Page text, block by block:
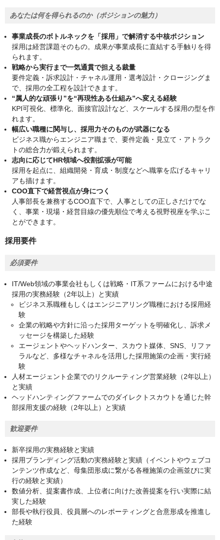
あなたは何を得られるのか（ポジションの魅力）
事業成長のボトルネックを「採用」で解消する中核ポジション
採用は経営課題そのもの。成果が事業成長に直結する手触りを得
られます。
戦略から実行まで一気通貫で担える裁量
要件定義・訴求設計・チャネル運用・選考設計・クロージングま
で、採用の全工程を設計できます。
“属人的な頑張り”を“再現性ある仕組み”へ変える経験
KPI可視化、標準化、面接官設計など、スケールする採用の型を作
れます。
幅広い職種に関与し、採用力そのものが武器になる
ビジネス職からエンジニア職まで、要件定義・見立て・アトラク
トの総合力が鍛えられます。
志向に応じてHR領域へ役割拡張が可能
採用を起点に、組織開発・育成・制度などへ職掌を広げるキャリ
アも描けます。
COO直下で経営視点が身につく
人事部長を兼務するCOO直下で、人事としての正しさだけでな
く、事業・現場・経営目線の優先順位で考える視野視座を学ぶこ
とができます。
採用要件
必須要件
IT/Web領域の事業会社もしくは戦略・IT系ファームにおける中途
採用の実務経験（2年以上）と実績
ビジネス系職種もしくはエンジニアリング職種における採用経
験
企業の戦略や方針に沿った採用ターゲットを明確化し、訴求メ
ッセージを構築した経験
エージェントやヘッドハンター、スカウト媒体、SNS、リファ
ラルなど、多様なチャネルを活用した採用施策の企画・実行経
験
人材エージェント企業でのリクルーティング営業経験（2年以上）
と実績
ヘッドハンティングファームでのダイレクトスカウトを通じた幹
部採用支援の経験（2年以上）と実績
歓迎要件
新卒採用の実務経験と実績
採用ブランディング活動の実務経験と実績（イベントやウェブコ
ンテンツ作成など、母集団形成に繋がる各種施策の企画並びに実
行の経験と実績）
数値分析、提案書作成、上位者に向けた改善提案を行い実際に結
実した経験
部長や執行役員、役員層へのレポーティングと合意形成を推進し
た経験